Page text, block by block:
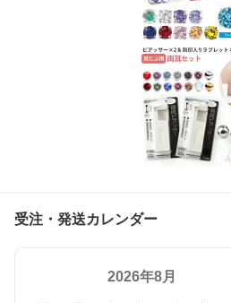
受注・発送カレンダー
2026年8月